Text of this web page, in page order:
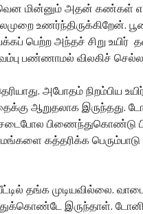
மின்னும் அதன் கண்கள்
உணர்ந்திருக்கிறேன்.
பெற்ற அந்தச் சிறு
பண்ணாமல் விலகிச்
அபோதம் நிறம்பிய
ஆறுதலாக இருந்தது.
பிணைந்துகொண்டு
கத்தரிக்க
தங்க முடியவில்லை.
இருந்தாள்.